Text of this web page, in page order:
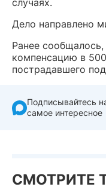
случаях.
Дело направлено
Ранее
компенсацию в
пострадавшего
Подписывайтесь
самое интересное
СМОТРИТЕ